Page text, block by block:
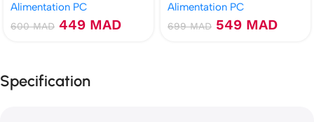
Alimentation PC
600MAD 449 MAD
Alimentation PC
699MAD 549 MAD
Specification